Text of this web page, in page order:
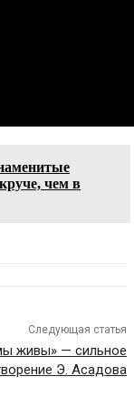
чем в
Следующая статья
живы» — сильное
Э. Асадова